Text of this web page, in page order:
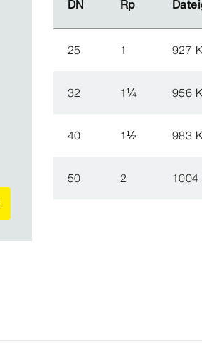
DN Rp
DN Rp
25 1 927
32 1¼ 956
40 1½ 983
50 2 1004